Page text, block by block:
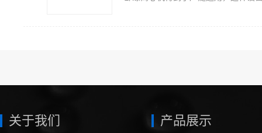
关于我们 产品展示